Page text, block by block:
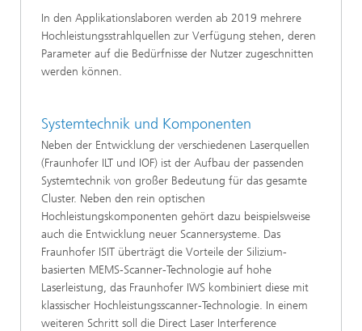
In den Applikationslaboren werden ab 2019 mehrere
Hochleistungsstrahlquellen zur Verfügung stehen, deren
Parameter auf die Bedürfnisse der Nutzer zugeschnitten
werden können.
Systemtechnik und Komponenten
Neben der Entwicklung der verschiedenen Laserquellen
(Fraunhofer ILT und IOF) ist der Aufbau der passenden
Systemtechnik von großer Bedeutung für das gesamte
Cluster. Neben den rein optischen
Hochleistungskomponenten gehört dazu beispielsweise
auch die Entwicklung neuer Scannersysteme. Das
Fraunhofer ISIT überträgt die Vorteile der Silizium-
basierten MEMS-Scanner-Technologie auf hohe
Laserleistung, das Fraunhofer IWS kombiniert diese mit
klassischer Hochleistungsscanner-Technologie. In einem
weiteren Schritt soll die Direct Laser Interference